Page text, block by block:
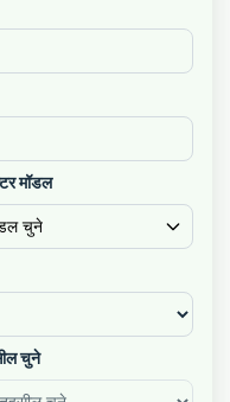
मॉडल
चुने
चुने